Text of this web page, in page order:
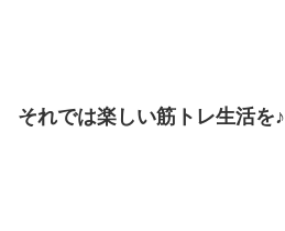
それでは楽しい筋トレ生活を♪